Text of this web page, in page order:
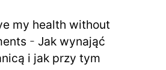
my health without
- Jak wynająć
i jak przy tym